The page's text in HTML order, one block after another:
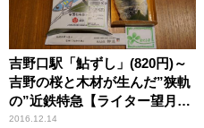
吉野口駅「鮎ずし」(820円)～
吉野の桜と木材が生んだ”狭軌
の”近鉄特急【ライター望月の
駅弁膝栗毛】
2016.12.14